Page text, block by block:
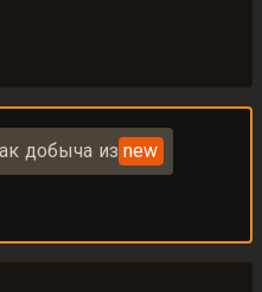
добыча из new